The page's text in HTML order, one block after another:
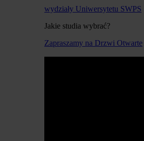
wydziały Uniwersytetu SWPS
Jakie studia wybrać?
Zapraszamy na Drzwi Otwarte